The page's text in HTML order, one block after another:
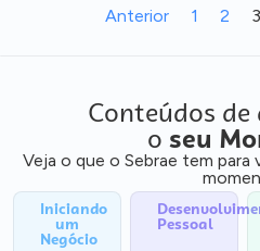
Anterior 1 2 3
Conteúdos
o seu
Veja o que o Sebrae tem
Iniciando
um
Negócio
Pessoal